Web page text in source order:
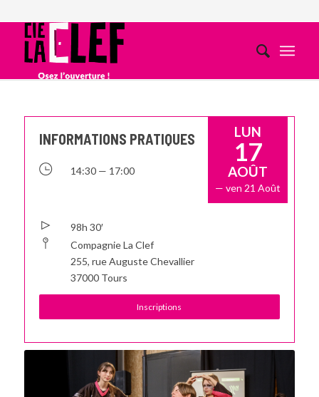
INFORMATIONS PRATIQUES LUN
17
AOÛT
— ven 21 Août
14:30 — 17:00
98h 30′
Compagnie La Clef
255, rue Auguste Chevallier
37000 Tours
Inscriptions